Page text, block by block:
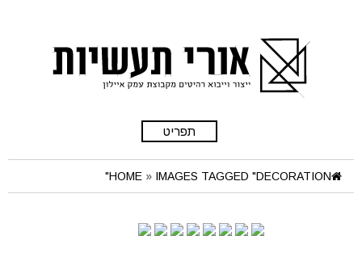
תפריט
HOME » IMAGES TAGGED "DECORATION"